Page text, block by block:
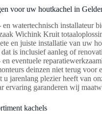
voor uw houtkachel in
en watertechnisch installateur
Wichink Kruit
en juiste installatie van uw
is inclusief aanleg of
eventuele
deinzen niet terug voor
u jarenlang plezier heeft van
ervaring garanderen wij
kachels